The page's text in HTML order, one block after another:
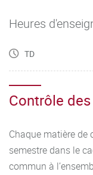
Heures
TD
Contrôle
Chaque matière de
semestre dans le
commun à